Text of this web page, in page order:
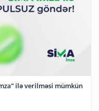
ilə verilməsi mümkün